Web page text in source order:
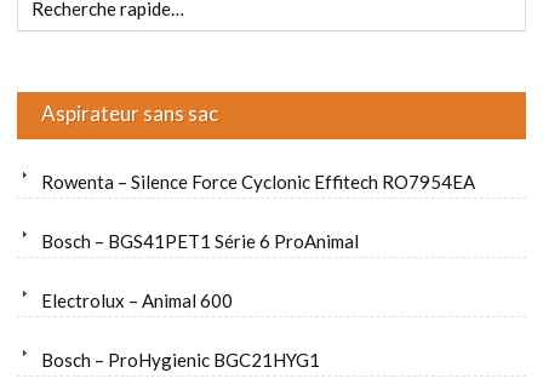
Aspirateur sans sac
Rowenta – Silence Force Cyclonic Effitech RO7954EA
Bosch – BGS41PET1 Série 6 ProAnimal
Electrolux – Animal 600
Bosch – ProHygienic BGC21HYG1